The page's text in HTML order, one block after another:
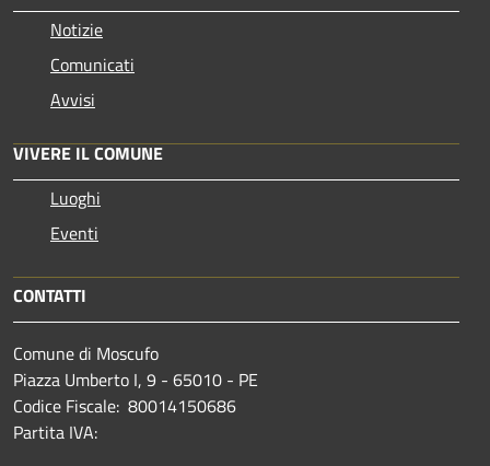
Notizie
Comunicati
Avvisi
VIVERE IL COMUNE
Luoghi
Eventi
CONTATTI
Comune di Moscufo
Piazza Umberto I, 9 - 65010 - PE
Codice Fiscale: 80014150686
Partita IVA: